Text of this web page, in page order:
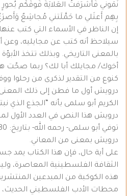
نَمَوني فَأَشرَفتُ العَلايَةَ فَوقَكُم بُحورٍ
بِهِم أَعتَلي ما حَمَّلَتني مُجاشِعٌ وَأَصرَعُ
إن الناظر في الأسماء التي كتب
سيلاحظ أنه كتب عن مجايليه، وعن
بالمعنى التاريخي. وبذلك تتخذ
أخوك/ مجايلك أبا لك؟ ربما صحّت هذه
كنوع من التقدير لذكرى من رحلوا
درويش أول ما فطن إلى ذلك
الكريم أبو سلمى بأنه “الجذع الذي
درويش بمعنى من المعاني.
على أية حال، فإن هذا الكتاب يمد
الثقافة الفلسطينية المعاصرة،
هذه الكوكبة من المبدعين
محطات الأدب الفلسطيني الحديث،